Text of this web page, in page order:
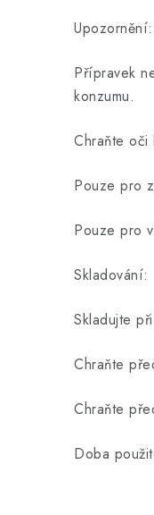
Upozornění:
Přípravek
konzumu.
Chraňte
Pouze pro
Pouze pro
Skladování:
Skladujte
Chraňte
Chraňte
Doba